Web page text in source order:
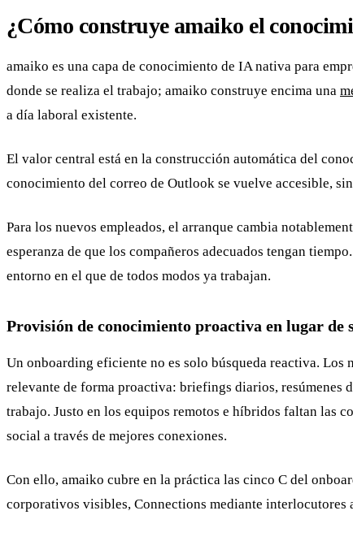
¿Cómo construye amaiko el
amaiko es una capa de conocimiento de IA nativa para
donde se realiza el trabajo; amaiko construye encima una
a día laboral existente.
El valor central está en la construcción automática del
conocimiento del correo de Outlook se vuelve accesible,
Para los nuevos empleados, el arranque cambia
esperanza de que los compañeros adecuados tengan
entorno en el que de todos modos ya trabajan.
Provisión de conocimiento proactiva en lugar de
Un onboarding eficiente no es solo búsqueda reactiva. Los
relevante de forma proactiva: briefings diarios, resúmenes
trabajo. Justo en los equipos remotos e híbridos faltan las
social a través de mejores conexiones.
Con ello, amaiko cubre en la práctica las cinco C del
corporativos visibles, Connections mediante interlocutores